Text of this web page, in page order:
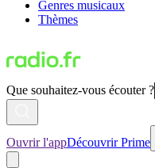
Genres musicaux
Thèmes
Que souhaitez-vous écouter ?
Ouvrir l'appDécouvrir Prime